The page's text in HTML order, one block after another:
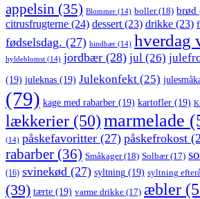
appelsin (35) Blommer (14) boller(18) brød
citrusfrugterne (24) dessert (23) drikke (23)
fødselsdag. (27) hindbær (14) hverdag
hyldeblomst (14) jordbær (28) jul (26)
(19) juleknas (19) Julekonfekt (25)
(79) kage med rabarber (19) kartofler (19)
lækkerier (50)marmelade
(14) påskefavoritter (27) påskefrokost
rabarber (36) Småkager(18) Solbær(17)
(16) svinekød (27) syltning (19) syltning
(39) tærte (19) varme drikke (17) æbler